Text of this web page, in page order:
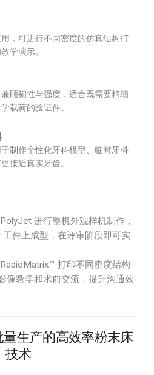
，可进行不同密度的仿真结构打
学演示。
顾韧性与强度，适合既需要精细
载荷的验证件。
制作个性化牙科模型、临时牙科
接近真实牙齿。
进行整机外观样机制作，
件上成型，在评审阶段即可实
打印不同密度结构
像教学和术前交流，提升沟通效
量生产的高效率粉末床
技术